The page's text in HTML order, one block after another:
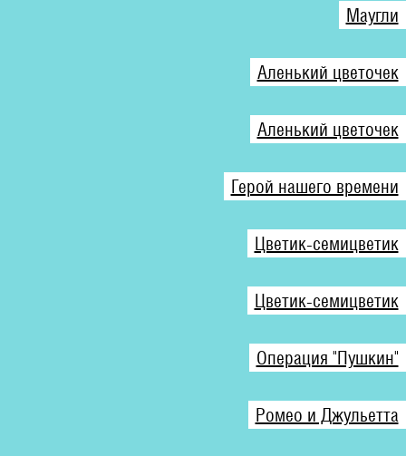
Маугли
Аленький цветочек
Аленький цветочек
Герой нашего времени
Цветик-семицветик
Цветик-семицветик
Операция "Пушкин"
Ромео и Джульетта